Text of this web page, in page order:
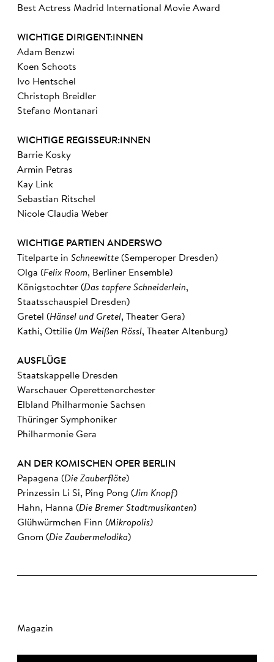
Best Actress Madrid International Movie Award
WICHTIGE DIRIGENT:INNEN
Adam Benzwi
Koen Schoots
Ivo Hentschel
Christoph Breidler
Stefano Montanari
WICHTIGE REGISSEUR:INNEN
Barrie Kosky
Armin Petras
Kay Link
Sebastian Ritschel
Nicole Claudia Weber
WICHTIGE PARTIEN ANDERSWO
Titelparte in Schneewitte (Semperoper Dresden)
Olga (Felix Room, Berliner Ensemble)
Königstochter (Das tapfere Schneiderlein,
Staatsschauspiel Dresden)
Gretel (Hänsel und Gretel, Theater Gera)
Kathi, Ottilie (Im Weißen Rössl, Theater Altenburg)
AUSFLÜGE
Staatskappelle Dresden
Warschauer Operettenorchester
Elbland Philharmonie Sachsen
Thüringer Symphoniker
Philharmonie Gera
AN DER KOMISCHEN OPER BERLIN
Papagena (Die Zauberflöte)
Prinzessin Li Si, Ping Pong (Jim Knopf)
Hahn, Hanna (Die Bremer Stadtmusikanten)
Glühwürmchen Finn (Mikropolis)
Gnom (Die Zaubermelodika)
Magazin